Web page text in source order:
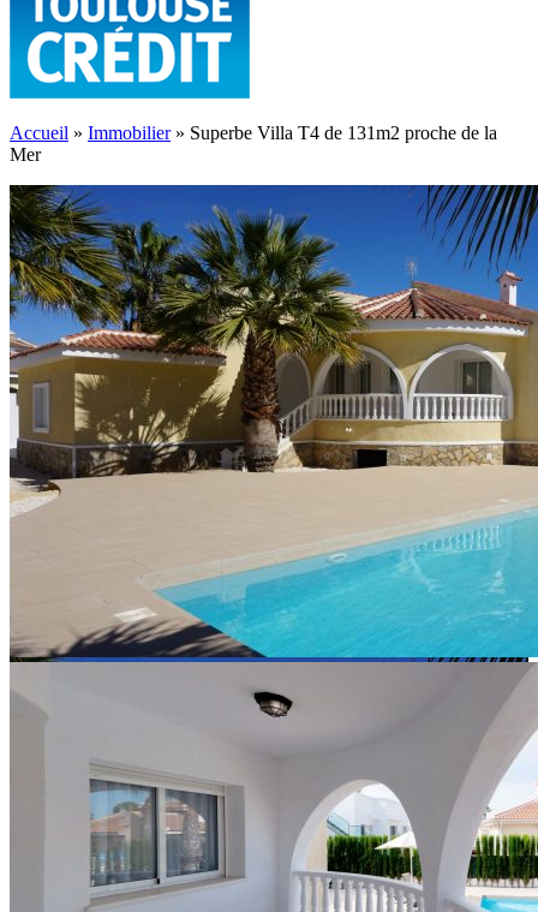
Accueil » Immobilier» Superbe Villa T4 de 131m2 proche de la
Mer